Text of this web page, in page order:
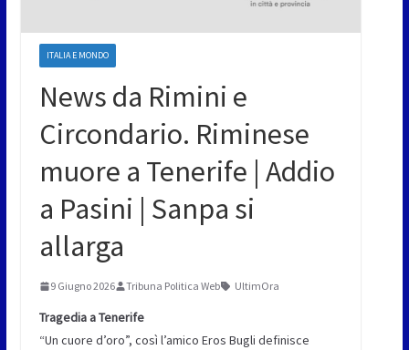
ITALIA E MONDO
News da Rimini e
Circondario. Riminese
muore a Tenerife | Addio
a Pasini | Sanpa si
allarga
9 Giugno 2026 Tribuna Politica Web UltimOra
Tragedia a Tenerife
“Un cuore d’oro”, così l’amico Eros Bugli definisce